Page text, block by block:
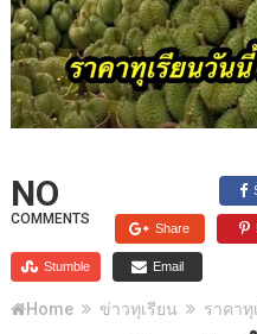
NO
COMMENTS
Share
Stumble Email
Home ข่าวทุเรียน ราคา